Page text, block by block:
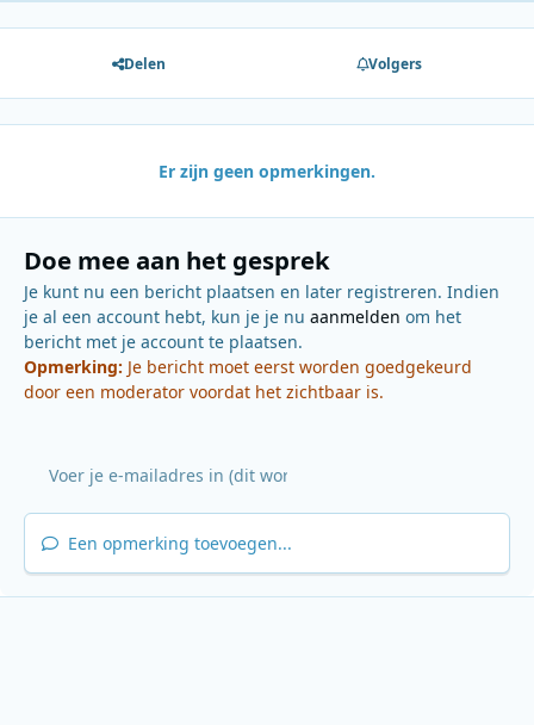
Delen Volgers
Er zijn geen opmerkingen.
Doe mee aan het gesprek
Je kunt nu een bericht plaatsen en later registreren. Indien
je al een account hebt, kun je je nu aanmelden om het
bericht met je account te plaatsen.
Opmerking: Je bericht moet eerst worden goedgekeurd
door een moderator voordat het zichtbaar is.
Een opmerking toevoegen...